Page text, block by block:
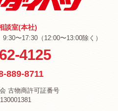
談室(本社)
〜17:30（12:00〜13:00除く）
4125
889-8711
古物商許可証番号